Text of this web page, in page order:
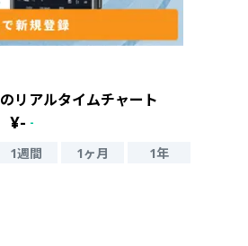
のリアルタイムチャート
¥- -
1週間 1ヶ月 1年